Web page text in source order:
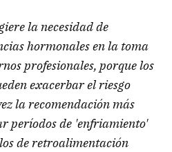
la necesidad de
hormonales en la toma
profesionales, porque los
exacerbar el riesgo
la recomendación más
períodos de 'enfriamiento'
de retroalimentación